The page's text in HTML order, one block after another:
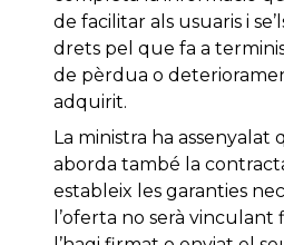
de facilitar als usuaris i
drets pel que fa a
de pèrdua o
adquirit.
La ministra ha assenyalat
aborda també la
estableix les garanties
l’oferta no serà